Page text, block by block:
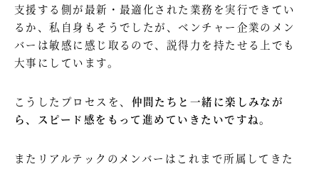
支援する側が最新・最適化された業務を実行できてい
るか、私自身もそうでしたが、ベンチャー企業のメン
バーは敏感に感じ取るので、説得力を持たせる上でも
大事にしています。
こうしたプロセスを、 仲間たちと一緒に楽しみなが
ら、スピード感をもって進めていきたいですね。
またリアルテックのメンバーはこれまで所属してきた